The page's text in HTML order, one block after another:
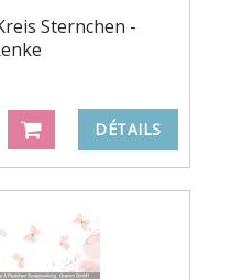
Sternchen -
DÉTAILS